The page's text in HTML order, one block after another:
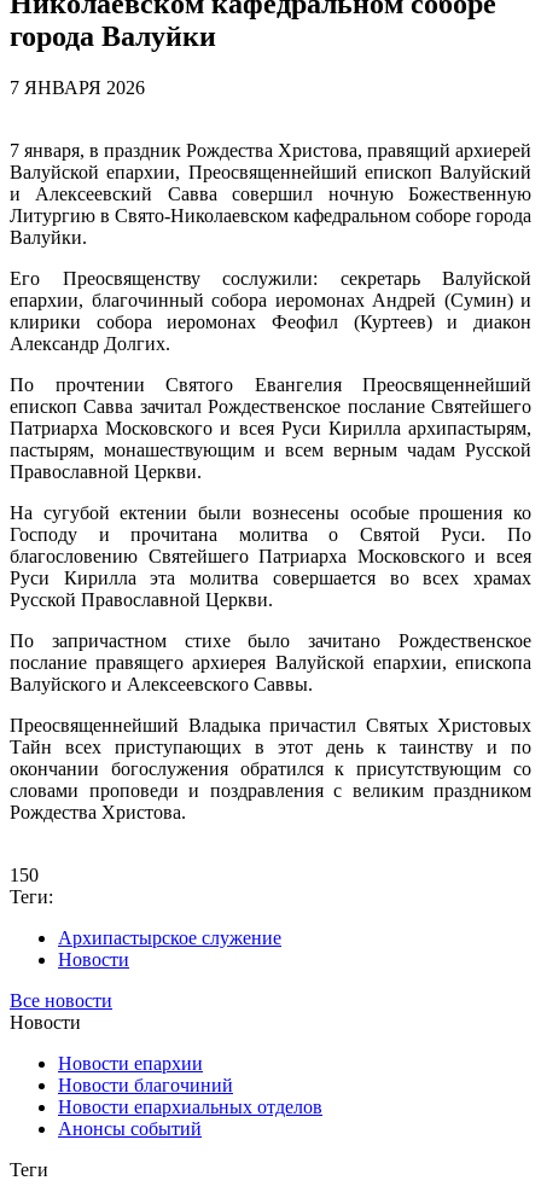
города Валуйки
7 ЯНВАРЯ 2026
7 января, в праздник Рождества Христова, правящий архиерей
Валуйской епархии, Преосвященнейший епископ Валуйский
и Алексеевский Савва совершил ночную Божественную
Литургию в Свято-Николаевском кафедральном соборе города
Валуйки.
Его Преосвященству сослужили: секретарь Валуйской
епархии, благочинный собора иеромонах Андрей (Сумин) и
клирики собора иеромонах Феофил (Куртеев) и диакон
Александр Долгих.
По прочтении Святого Евангелия Преосвященнейший
епископ Савва зачитал Рождественское послание Святейшего
Патриарха Московского и всея Руси Кирилла архипастырям,
пастырям, монашествующим и всем верным чадам Русской
Православной Церкви.
На сугубой ектении были вознесены особые прошения ко
Господу и прочитана молитва о Святой Руси. По
благословению Святейшего Патриарха Московского и всея
Руси Кирилла эта молитва совершается во всех храмах
Русской Православной Церкви.
По запричастном стихе было зачитано Рождественское
послание правящего архиерея Валуйской епархии, епископа
Валуйского и Алексеевского Саввы.
Преосвященнейший Владыка причастил Святых Христовых
Тайн всех приступающих в этот день к таинству и по
окончании богослужения обратился к присутствующим со
словами проповеди и поздравления с великим праздником
Рождества Христова.
150
Теги:
Архипастырское служение
Новости
Все новости
Новости
Новости епархии
Новости благочиний
Новости епархиальных отделов
Анонсы событий
Теги